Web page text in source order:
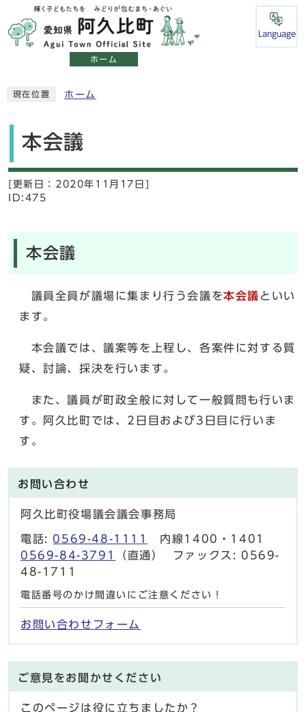
ホーム
Language
現在位置 ホーム
本会議
[更新日： 2020年11月17日]
ID:475
本会議
議員全員が議場に集まり行う会議を本会議 といい
ます。
本会議では、議案等を上程し、各案件に対する質
疑、討論、採決を行います。
また、議員が町政全般に対して一般質問も行いま
す。阿久比町では、2日目および3日目に行いま
す。
お問い合わせ
阿久比町役場議会議会事務局
電話: 0569-48-1111
内線1400・1401
0569-84-3791
（直通） ファックス: 0569-
48-1711
電話番号のかけ間違いにご注意ください！
お問い合わせフォーム
ご意見をお聞かせください
このページは役に立ちましたか？